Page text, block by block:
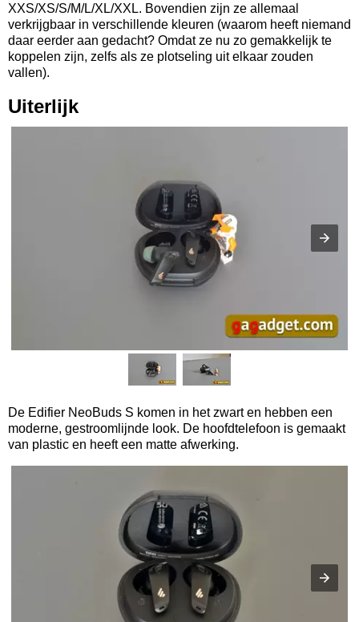
XXS/XS/S/M/L/XL/XXL. Bovendien zijn ze allemaal
verkrijgbaar in verschillende kleuren (waarom heeft niemand
daar eerder aan gedacht? Omdat ze nu zo gemakkelijk te
koppelen zijn, zelfs als ze plotseling uit elkaar zouden
vallen).
Uiterlijk
De Edifier NeoBuds S komen in het zwart en hebben een
moderne, gestroomlijnde look. De hoofdtelefoon is gemaakt
van plastic en heeft een matte afwerking.